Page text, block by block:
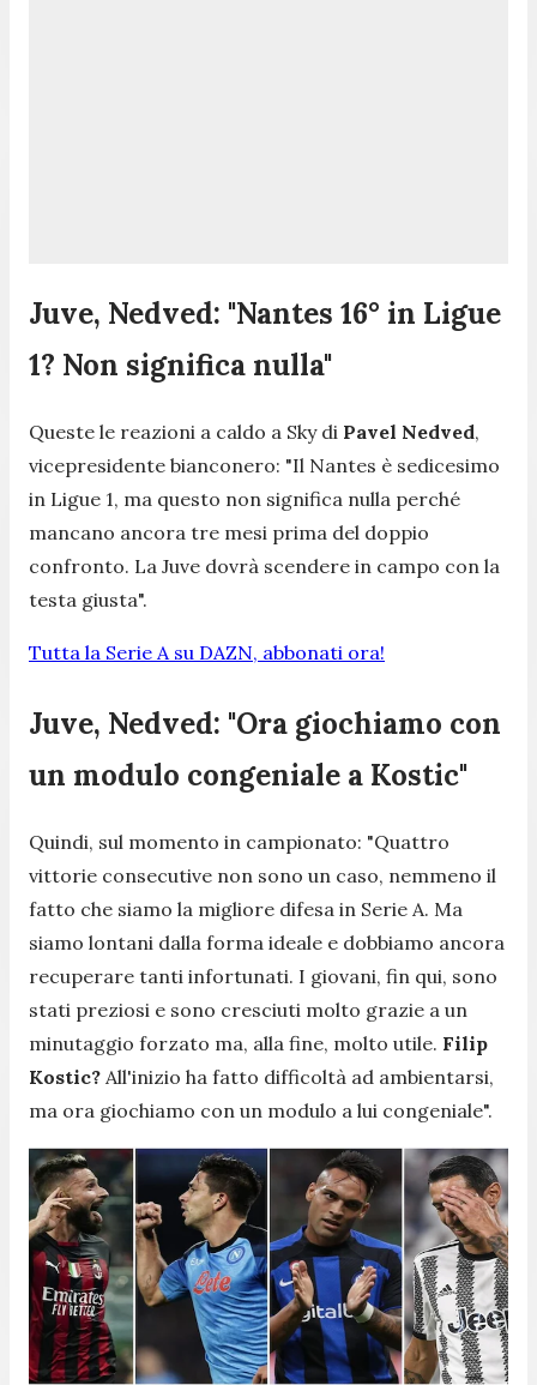
Juve, Nedved: "Nantes 16° in Ligue
1? Non significa nulla"
Queste le reazioni a caldo a Sky di Pavel Nedved,
vicepresidente bianconero: "Il Nantes è sedicesimo
in Ligue 1, ma questo non significa nulla perché
mancano ancora tre mesi prima del doppio
confronto. La Juve dovrà scendere in campo con la
testa giusta".
Tutta la Serie A su DAZN, abbonati ora!
Juve, Nedved: "Ora giochiamo con
un modulo congeniale a Kostic"
Quindi, sul momento in campionato: "Quattro
vittorie consecutive non sono un caso, nemmeno il
fatto che siamo la migliore difesa in Serie A. Ma
siamo lontani dalla forma ideale e dobbiamo ancora
recuperare tanti infortunati. I giovani, fin qui, sono
stati preziosi e sono cresciuti molto grazie a un
minutaggio forzato ma, alla fine, molto utile. Filip
Kostic? All'inizio ha fatto difficoltà ad ambientarsi,
ma ora giochiamo con un modulo a lui congeniale".